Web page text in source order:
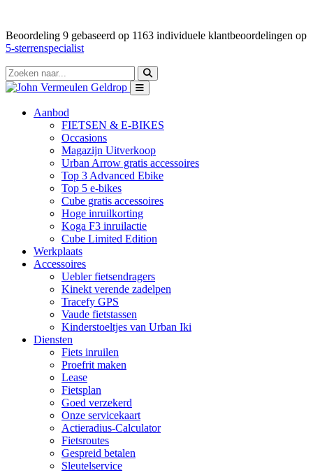
Beoordeling 9 gebaseerd op 1163 individuele klantbeoordelingen op
5-sterrenspecialist
Aanbod
FIETSEN & E-BIKES
Occasions
Magazijn Uitverkoop
Urban Arrow gratis accessoires
Top 3 Advanced Ebike
Top 5 e-bikes
Cube gratis accessoires
Hoge inruilkorting
Koga F3 inruilactie
Cube Limited Edition
Werkplaats
Accessoires
Uebler fietsendragers
Kinekt verende zadelpen
Tracefy GPS
Vaude fietstassen
Kinderstoeltjes van Urban Iki
Diensten
Fiets inruilen
Proefrit maken
Lease
Fietsplan
Goed verzekerd
Onze servicekaart
Actieradius-Calculator
Fietsroutes
Gespreid betalen
Sleutelservice